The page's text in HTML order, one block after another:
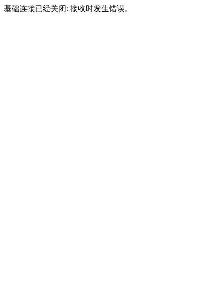
基础连接已经关闭: 接收时发生错误。